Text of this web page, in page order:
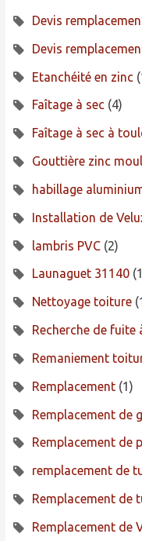
Devis
Devis
Etanchéité en zinc
Faîtage à sec(4)
Faîtage à sec à
Gouttière zinc
habillage
Installation de
lambris PVC(2)
Launaguet 31140
Nettoyage toiture
Recherche de fuite
Remaniement
Remplacement(1)
Remplacement de
Remplacement de
remplacement de
Remplacement de
Remplacement de